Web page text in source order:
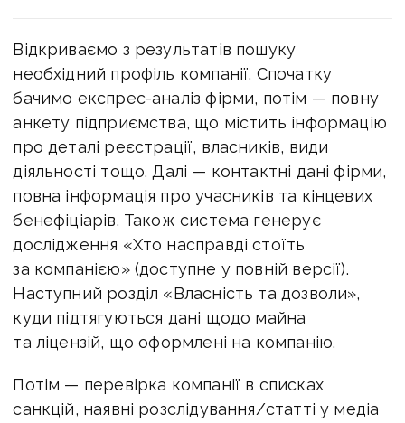
Відкриваємо з результатів пошуку
необхідний профіль компанії. Спочатку
бачимо експрес-аналіз фірми, потім — повну
анкету підприємства, що містить інформацію
про деталі реєстрації, власників, види
діяльності тощо. Далі — контактні дані фірми,
повна інформація про учасників та кінцевих
бенефіціарів. Також система генерує
дослідження «Хто насправді стоїть
за компанією» (доступне у повній версії).
Наступний розділ «Власність та дозволи»,
куди підтягуються дані щодо майна
та ліцензій, що оформлені на компанію.
Потім — перевірка компанії в списках
санкцій, наявні розслідування/статті у медіа